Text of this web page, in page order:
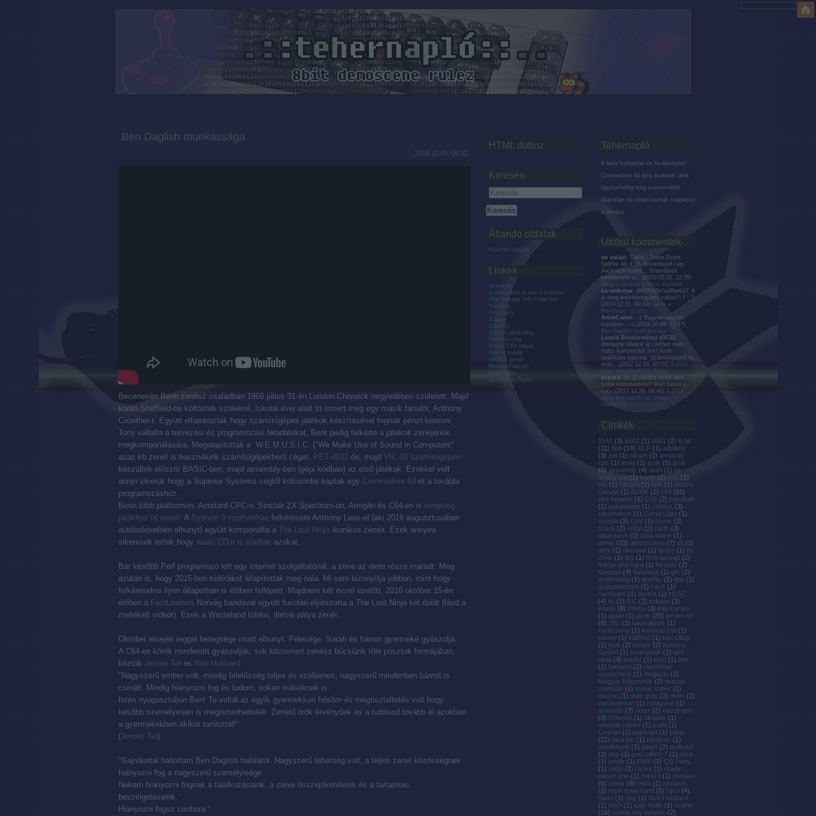
Tehernapló
8 bites kompjúter és kiváltképpen
Commodore 64 blog azoknak, akik
egykor/eddig még sosem/néha/
állandóan rá voltak/vannak cuppanva
a témára.
Utolsó kommentek
mr valaki: Traffic, Turbo Esprit,
Spitfire 40, F15, Broderbund cég,
Aackosoft kiadó... Személyes
kedvencem a...
(2020.03.22. 22:35)
Magyar játékok a 80-as évekből
karatekutya: @82fb56b7ad8beb27: A
jó öreg anticiklusgyártó ciklus!!! (^_^)
(2019.12.31. 00:22)
Lavor a
felyetekre - I. rész
AtomCamel: :-( Nagyon-nagyon
sajnálom...:-( (2018.10.09. 10:47)
Ben Daglish munkássága
László Böszörményi (GCS):
@enpera: Melyik új cikkhez nem
tudsz kommentet írni? Azok
beállítása egyezik. Számítógépről és
mob... (2017.12.29. 07:07) X-2016
party beszámoló by Ziona
enpera: Az új cikkhez miért nem
tudok kommentelni? Mert fasza a
cucc (2017.12.26. 06:46) X-2016
party beszámoló by Ziona
Utolsó 20
Címkék
1541 (3) 6502 (1) 6581 (2) 8-bit
(11) 8bit (14) ACF (1) addiktív
(3) adt (1) album (1) amstrad
cpc (1) antiq (1) arok (5) árok
(6) assembly (4) atari (1) az
alvilág ura (1) basic (2) bcc (1)
bfp (1) BitJam (1) bob (1) Booze
Design (1) BUÉK (1) c64 (55)
c64 heaven (1) C65 (2) canabalt
(1) cassiopeia (1) censor (3)
chromance (1) Coma Light (1)
compo (3) CoV (1) cover (2)
crack (2) crest (2) csdb (3)
datastorm (1) data storm (1)
demo (23) demoscene (7) díj (1)
doty (1) dwcave (1) faces (1) fbi
crew (1) firg (1) first-spread (2)
flubbe and squij (1) forever (2)
function (4) funstock (1) gfx (2)
goldenblog (1) graffity (2) gtw (1)
gyászjelentés (1) hack (1)
hardware (1) hermit (1) HVSC
(4) ilc (1) ILC (2) indulás (3)
interjú (8) interju (3) interkarate
(1) japan (1) játék (20) jeroen tel
(8) JSL (1) kalandjáték (1)
karácsony (1) kerekasztal (1)
kernel (1) kiállítás (1) kiscsillag
(1) klub (2) könyv (2) Kovács
Győző (1) kvarcjáték (1) last
ninja (4) leader (1) leon (1) live
(1) lukhash (2) machinae
supremacy (1) magazin (2)
Magyar Népzenék (2) maniac
mansion (2) manic miner (1)
mason (1) matt gray (2) mém (2)
metamerism (1) minigame (1)
nintendo (3) noter (2) novotrade
(3) Offence (1) oktatás (1)
olessák róbert (1) outfit (1)
Oxyron (1) paperart (1) party
(22) pica pic (1) pixelcon (1)
pixelhősök (1) plus4 (2) podcast
(2) pop (1) post office 7 (1) ppot
(1) profik (1) PWP (1) QB Party
(1) radio (2) ranks (1) ready
player one (1) rekord (1) remake
(6) remix (9) retro (1) revision
(2) reyn ouwehand (5) rgcd (4)
riport (1) ripp (1) Rob Hubbard
(1) rush (1) saly radio (1) scene
(16) scene.org awards (2)
HTML doboz
Keresés
Állandó oldalak
Hasznos dolgok
Linkek
Scene.hu
Commodore Scene Database
High Voltage SID Collection
Kwedorg
Árok party
X party
C64 HQ
IDDQD játék blog
RetEmu blog
Krissz C64 oldala
Plastik média
HWSW portál
BitJam Podcast
Isten Nyila
SceneKing Radio
Ben Daglish munkássága
2018.10.09. 08:12
Becenevén Benn zenész családban 1966 július 31-én London Chiswick negyedében született. Majd
korán Sheffield-be költöztek szüleivel. Iskolai évei alatt itt ismert meg egy másik tanulót, Anthony
Crowther-t. Együtt elhatározták hogy számítógépes játékok készítésével fognak pénzt keresni.
Tony vállalta a tervezési és programozási feladatokat, Bent pedig felkérte a játékok zenéjének
megkomponálására. Megalapították a W.E.M.U.S.I.C. ("We Make Use of Sound in Computers"
azaz kb zenét is használunk számítógépekben) céget. PET 4032-őn, majd VIC-20 számítógépen
készültek először BASIC-ben, majd assembly-ben (gépi kódban) az első játékok. Ezekkel volt
annyi sikerük hogy a Superior Systems cégtől kölcsönbe kaptak egy Commodore 64-et a további
programozáshoz.
Benn több platformon, Amstard CPC-n, Sinclair ZX Spectrum-on, Amigán és C64-en is rengeteg
játékhoz írt zenét. A System 3 szoftverház felkérésére Anthony Lees-el (aki 2016 augusztusában
autóbalesetben elhunyt) együtt komponálta a The Last Ninjaikonikus zenéit. Ezek annyira
sikeresek lettek hogy audio CD-n is kiadták azokat.
Bár később Perl programozó lett egy internet szolgáltatónál, a zene az élete része maradt. Még
azután is, hogy 2015-ben tüdőrákot állapítottak meg nála. Mi sem bizonyítja jobban, mint hogy
felkérésekre ilyen állapotban is élőben fellépett. Majdnem két évvel ezelőtt, 2016 október 15-én
élőben a FastLoaders Norvég bandával együtt fuvolán eljátszotta a The Last Ninja két dalát (lásd a
mellékelt videót). Ezek a Wasteland töltési, illetve pálya zenéi.
Október elsején reggel betegsége miatt elhunyt. Felesége, Sarah és három gyermeke gyászolja.
A C64-es körök mindenütt gyászolják, sok közismert zenész búcsúzik tőle posztok formájában,
köztük Jeroen Tel és Rob Hubbard .
"Nagyszerű ember volt, mindig felelősség teljes és szellemes, nagyszerű mindenben bármit is
csinált. Mindig hiányozni fog és tudom, sokan másoknak is.
Isten nyugosztaljon Ben! Te voltál az egyik gyermekkori hősöm és megtiszteltetés volt hogy
később személyesen is megismerhettelek. Zenéid örök érvényűek és a tudásod tovább él azokban
a gyermekekben akiket tanítottál!"
(Jeroen Tel )
"Sajnálattal hallottam Ben Daglish haláláról. Nagyszerű tehetség volt, a teljes zenei közösségnek
hiányozni fog a nagyszerű személyisége.
Nekem hiányozni fognak a találkozásaink, a zenei összejöveteleink és a tartalmas
beszélgetéseink.
Hiányozni fogsz cimbora."